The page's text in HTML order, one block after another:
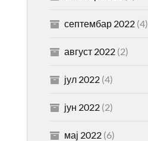
септембар 2022(4)
август 2022(2)
јул 2022(4)
јун 2022(2)
мај 2022(6)